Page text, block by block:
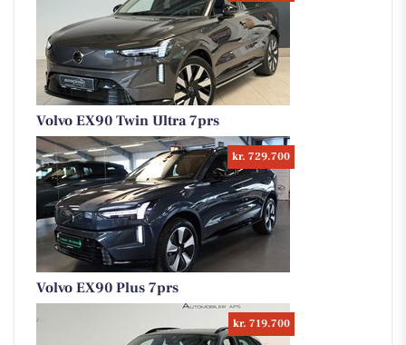
Volvo EX90 Twin Ultra 7prs
kr. 729.700
Volvo EX90 Plus 7prs
kr. 719.700